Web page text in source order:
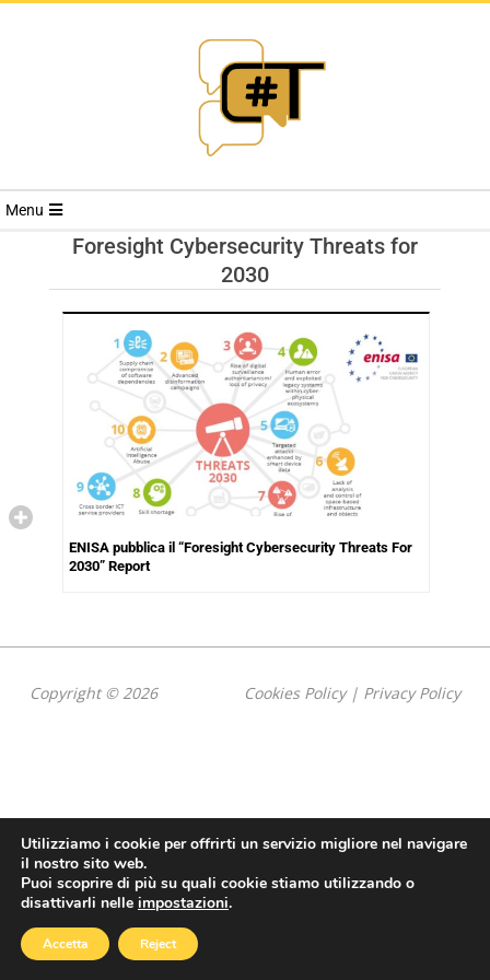
RIVISTA
TRENDS
Menu
Foresight Cybersecurity Threats for
2030
ENISA pubblica il “Foresight Cybersecurity Threats For
2030” Report
Copyright © 2026 Cookies Policy| Privacy Policy
Utilizziamo i cookie per offrirti un servizio migliore nel navigare
il nostro sito web.
Puoi scoprire di più su quali cookie stiamo utilizzando o
disattivarli nelle impostazioni.
Accetta Reject